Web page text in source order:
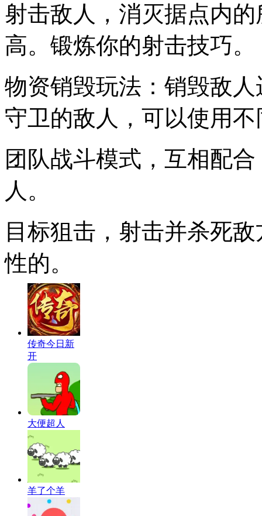
射击敌人，消灭据点内
高。锻炼你的射击技巧。
物资销毁玩法：销毁敌
守卫的敌人，可以使用
团队战斗模式，互相配
人。
目标狙击，射击并杀死
性的。
传奇今日新
开
大便超人
羊了个羊